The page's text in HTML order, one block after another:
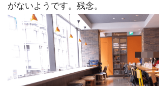
がないようです。残念。